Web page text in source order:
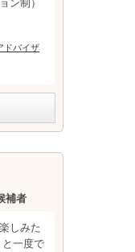
ン制）
ドバイザ
補者
しみた
一度で